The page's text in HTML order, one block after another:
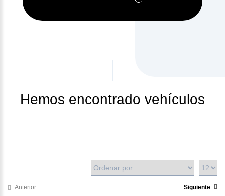
Hemos encontrado vehículos
Anterior Siguiente